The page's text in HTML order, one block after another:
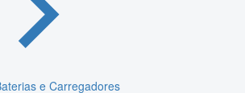
e Carregadores